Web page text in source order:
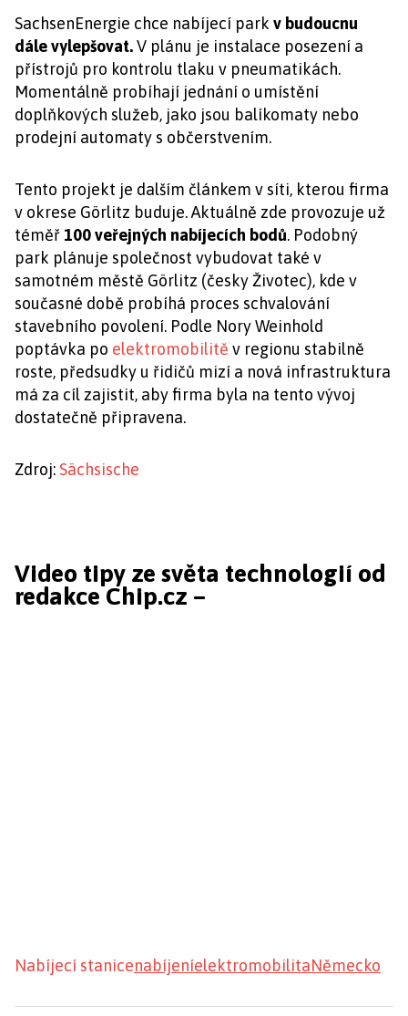
SachsenEnergie chce nabíjecí park v budoucnu
dále vylepšovat.V plánu je instalace posezení a
přístrojů pro kontrolu tlaku v pneumatikách.
Momentálně probíhají jednání o umístění
doplňkových služeb, jako jsou balíkomaty nebo
prodejní automaty s občerstvením.
Tento projekt je dalším článkem v síti, kterou firma
v okrese Görlitz buduje. Aktuálně zde provozuje už
téměř 100 veřejných nabíjecích bodů. Podobný
park plánuje společnost vybudovat také v
samotném městě Görlitz (česky Životec), kde v
současné době probíhá proces schvalování
stavebního povolení. Podle Nory Weinhold
poptávka po elektromobilitě v regionu stabilně
roste, předsudky u řidičů mizí a nová infrastruktura
má za cíl zajistit, aby firma byla na tento vývoj
dostatečně připravena.
Zdroj: Sächsische
Video tipy ze světa technologií od
redakce Chip.cz –
Nabíjecí stanicenabíjeníelektromobilitaNěmecko